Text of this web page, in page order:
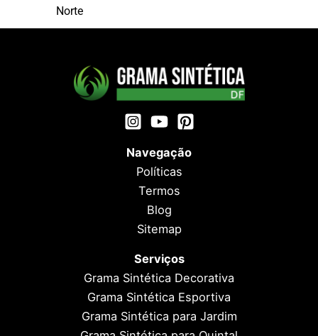
Norte
Navegação
Políticas
Termos
Blog
Sitemap
Serviços
Grama Sintética Decorativa
Grama Sintética Esportiva
Grama Sintética para Jardim